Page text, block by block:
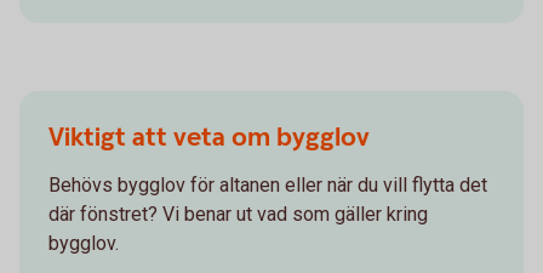
Viktigt att veta om bygglov
Behövs bygglov för altanen eller när du vill flytta det
där fönstret? Vi benar ut vad som gäller kring
bygglov.